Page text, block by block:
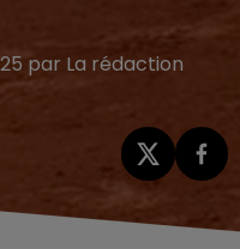
par La rédaction